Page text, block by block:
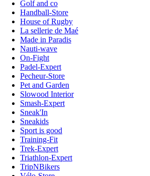
Golf and co
Handball-Store
House of Rugby
La sellerie de Maé
Made in Paradis
Nauti-wave
On-Fight
Padel-Expert
Pecheur-Store
Pet and Garden
Slowood Interior
Smash-Expert
Sneak'In
Sneakids
Sport is good
Training-Fit
Trek-Expert
Triathlon-Expert
TripNBikers